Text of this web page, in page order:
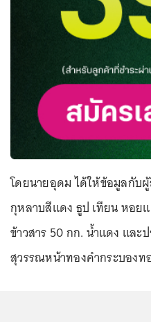
โดยนายอุดม ได้ให้ข้อมูลกับ
กุหลาบสีแดง ธูป เทียน หอย
ข้าวสาร 50 กก. น้ำแดง และ
สุวรรณหน้าทองคำกระบองท